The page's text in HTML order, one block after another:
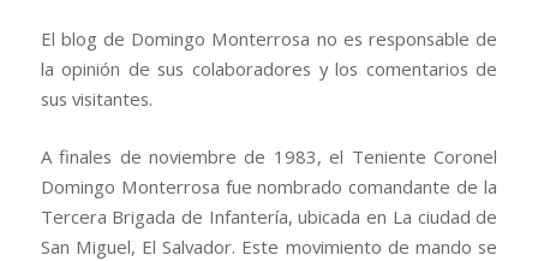
El blog de Domingo Monterrosa no es responsable de
la opinión de sus colaboradores y los comentarios de
sus visitantes.
A finales de noviembre de 1983, el Teniente Coronel
Domingo Monterrosa fue nombrado comandante de la
Tercera Brigada de Infantería, ubicada en La ciudad de
San Miguel, El Salvador. Este movimiento de mando se